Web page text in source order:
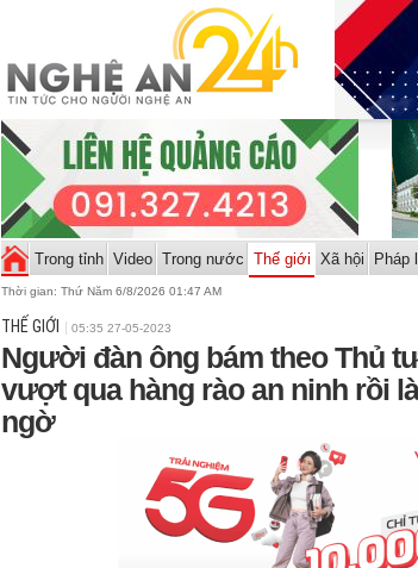
Trong tỉnh Video Trong nước Thế giới Xã hội Pháp
Thời gian: Thứ Năm 6/8/2026 01:47 AM
THẾ GIỚI 05:35 27-05-2023
Người đàn ông bám theo Thủ
vượt qua hàng rào an ninh rồi
ngờ